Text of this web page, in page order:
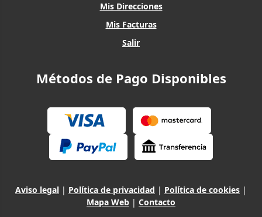
Mis Direcciones
Mis Facturas
Salir
Métodos de Pago Disponibles
Aviso legal | Política de privacidad | Política de cookies |
Mapa Web | Contacto